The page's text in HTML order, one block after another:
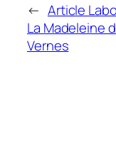
← Article
La Madeleine
Vernes